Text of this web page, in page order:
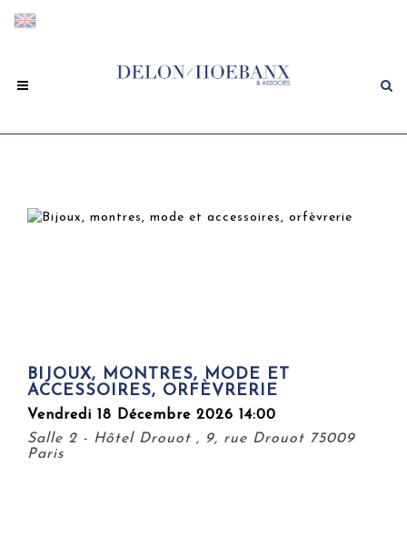
BIJOUX, MONTRES, MODE ET
ACCESSOIRES, ORFÈVRERIE
Vendredi 18 Décembre 2026 14:00
Salle 2 - Hôtel Drouot , 9, rue Drouot 75009
Paris